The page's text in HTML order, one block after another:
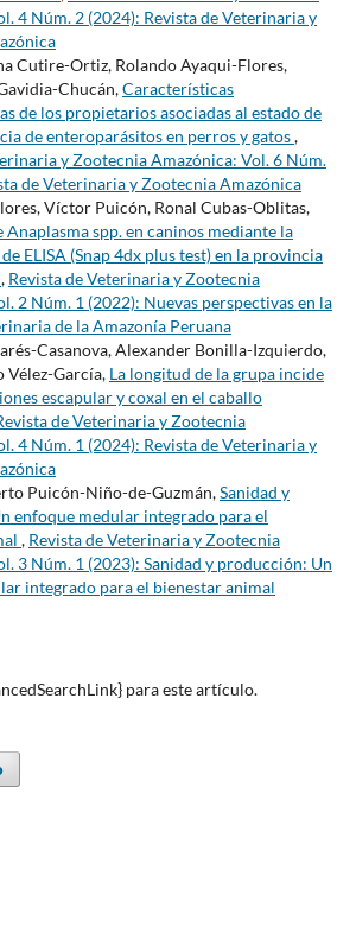
4 Núm. 2 (2024): Revista de Veterinaria y
Cutire-Ortiz, Rolando Ayaqui-Flores,
Chucán,Características
de los propietarios asociadas al estado de
de enteroparásitos en perros y gatos,
y Zootecnia Amazónica: Vol. 6 Núm.
de Veterinaria y Zootecnia Amazónica
Víctor Puicón, Ronal Cubas-Oblitas,
Anaplasma spp. en caninos mediante la
ELISA (Snap 4dx plus test) en la provincia
, Revista de Veterinaria y Zootecnia
2 Núm. 1 (2022): Nuevas perspectivas en la
de la Amazonía Peruana
Casanova, Alexander Bonilla-Izquierdo,
Vélez-García, La longitud de la grupa incide
escapular y coxal en el caballo
de Veterinaria y Zootecnia
4 Núm. 1 (2024): Revista de Veterinaria y
Puicón-Niño-de-Guzmán,Sanidad y
enfoque medular integrado para el
, Revista de Veterinaria y Zootecnia
3 Núm. 1 (2023): Sanidad y producción: Un
integrado para el bienestar animal
para este artículo.